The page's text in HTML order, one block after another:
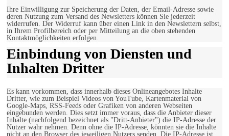
Ihre Einwilligung zur Speicherung der Daten, der Email-Adresse sowie
deren Nutzung zum Versand des Newsletters können Sie jederzeit
widerrufen. Der Widerruf kann über einen Link in den Newslettern selbst,
in Ihrem Profilbereich oder per Mitteilung an die oben stehenden
Kontaktmöglichkeiten erfolgen.
Einbindung von Diensten und
Inhalten Dritter
Es kann vorkommen, dass innerhalb dieses Onlineangebotes Inhalte
Dritter, wie zum Beispiel Videos von YouTube, Kartenmaterial von
Google-Maps, RSS-Feeds oder Grafiken von anderen Webseiten
eingebunden werden. Dies setzt immer voraus, dass die Anbieter dieser
Inhalte (nachfolgend bezeichnet als "Dritt-Anbieter") die IP-Adresse der
Nutzer wahr nehmen. Denn ohne die IP-Adresse, könnten sie die Inhalte
nicht an den Browser des jeweiligen Nutzers senden. Die IP-Adresse ist